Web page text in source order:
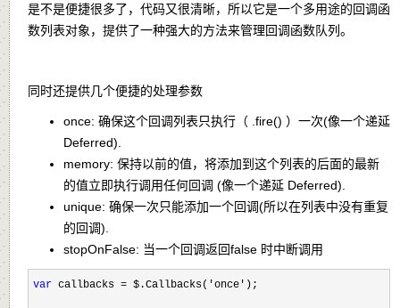
是不是便捷很多了，代码又很清晰，所以它是一个多用途的回调函
数列表对象，提供了一种强大的方法来管理回调函数队列。
同时还提供几个便捷的处理参数
once: 确保这个回调列表只执行（ .fire() ）一次(像一个递延
Deferred).
memory: 保持以前的值，将添加到这个列表的后面的最新
的值立即执行调用任何回调 (像一个递延 Deferred).
unique: 确保一次只能添加一个回调(所以在列表中没有重复
的回调).
stopOnFalse: 当一个回调返回false 时中断调用
var callbacks = $.Callbacks('once' );